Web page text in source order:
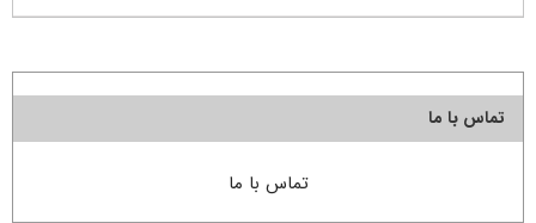
تماس با ما
تماس با ما